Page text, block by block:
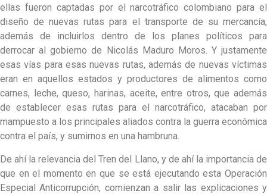
ellas fueron captadas por el narcotráfico colombiano para el
diseño de nuevas rutas para el transporte de su mercancía,
además de incluirlos dentro de los planes políticos para
derrocar al gobierno de Nicolás Maduro Moros. Y justamente
esas vías para esas nuevas rutas, además de nuevas víctimas
eran en aquellos estados y productores de alimentos como
carnes, leche, queso, harinas, aceite, entre otros, que además
de establecer esas rutas para el narcotráfico, atacaban por
mampuesto a los principales aliados contra la guerra económica
contra el país, y sumirnos en una hambruna.
De ahí la relevancia del Tren del Llano, y de ahí la importancia de
que en el momento en que se está ejecutando esta Operación
Especial Anticorrupción, comienzan a salir las explicaciones y